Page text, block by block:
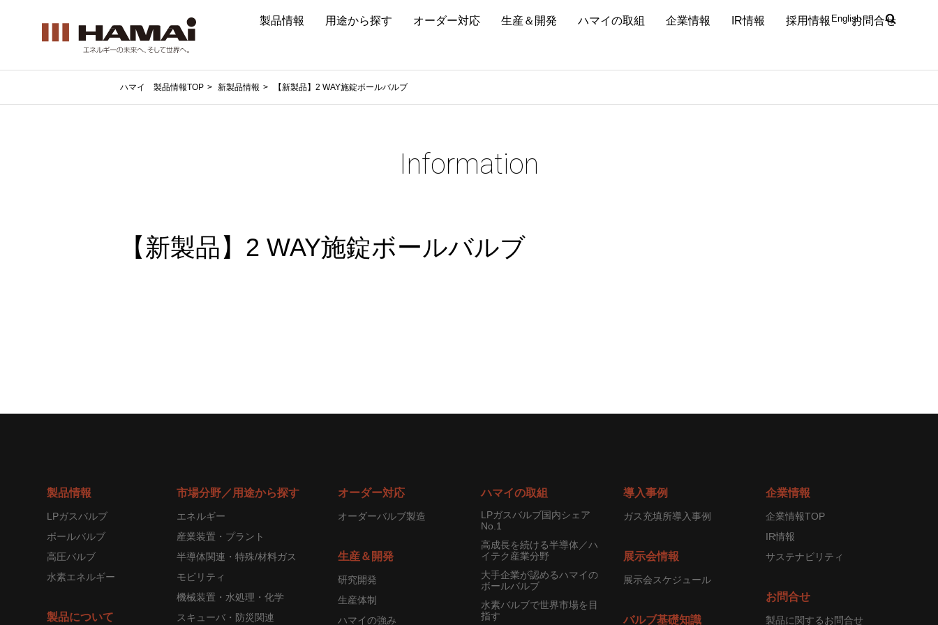
製品情報 用途から探す オーダー対応 生産＆開発 ハマイの取組 企業情報 IR情報 採用情報 お問合せ
English
ハマイ 製品情報TOP 新製品情報 【新製品】2 WAY施錠ボールバルブ
Information
【新製品】2 WAY施錠ボールバルブ
製品情報
LPガスバルブ
ボールバルブ
高圧バルブ
水素エネルギー
製品について
市場分野／用途から探す
エネルギー
産業装置・プラント
半導体関連・特殊/材料ガス
モビリティ
機械装置・水処理・化学
スキューバ・防災関連
オーダー対応
オーダーバルブ製造
生産＆開発
研究開発
生産体制
ハマイの強み
ハマイの取組
LPガスバルブ国内シェア
No.1
高成長を続ける半導体／ハ
イテク産業分野
大手企業が認めるハマイの
ボールバルブ
水素バルブで世界市場を目
指す
導入事例
ガス充填所導入事例
展示会情報
展示会スケジュール
バルブ基礎知識
企業情報
企業情報TOP
IR情報
サステナビリティ
お問合せ
製品に関するお問合せ